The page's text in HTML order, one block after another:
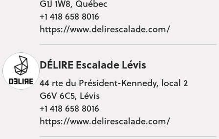
G1J 1W8, Québec
+1 418 658 8016
https://www.delirescalade.com/
DÉLIRE Escalade Lévis
44 rte du Président-Kennedy, local 2
G6V 6C5, Lévis
+1 418 658 8016
https://www.delirescalade.com/